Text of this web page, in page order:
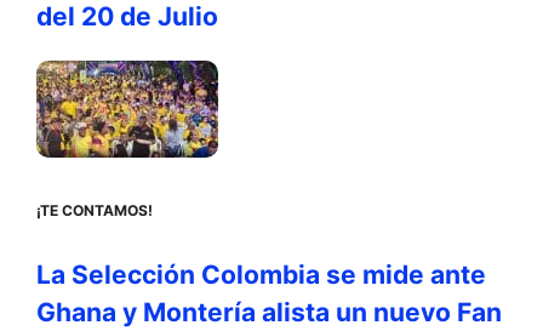
del 20 de Julio
¡TE CONTAMOS!
La Selección Colombia se mide ante
Ghana y Montería alista un nuevo Fan